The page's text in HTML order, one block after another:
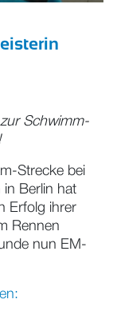
Schwimm-
Strecke bei
Berlin hat
Erfolg ihrer
Rennen
nun EM-